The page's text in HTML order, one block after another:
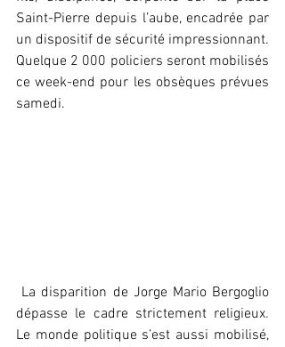
Saint-Pierre depuis l’aube, encadrée par
un dispositif de sécurité impressionnant.
Quelque 2 000 policiers seront mobilisés
ce week-end pour les obsèques prévues
samedi.
La disparition de Jorge Mario Bergoglio
dépasse le cadre strictement religieux.
Le monde politique s’est aussi mobilisé,